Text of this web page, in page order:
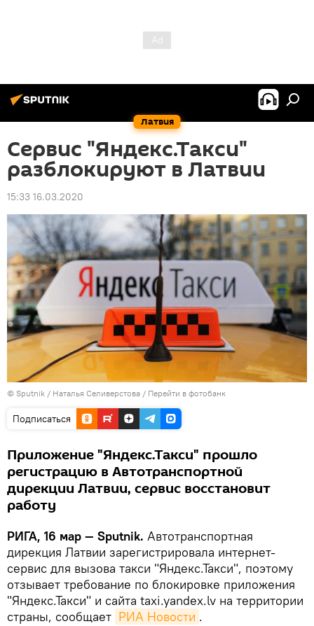
Латвия
Сервис "Яндекс.Такси"
разблокируют в Латвии
15:33 16.03.2020
© Sputnik / Наталья Селиверстова / Перейти в фотобанк
Подписаться
Приложение "Яндекс.Такси" прошло
регистрацию в Автотранспортной
дирекции Латвии, сервис восстановит
работу
РИГА, 16 мар — Sputnik. Автотранспортная
дирекция Латвии зарегистрировала интернет-
сервис для вызова такси "Яндекс.Такси", поэтому
отзывает требование по блокировке приложения
"Яндекс.Такси" и сайта taxi.yandex.lv на территории
страны, сообщает РИА Новости .